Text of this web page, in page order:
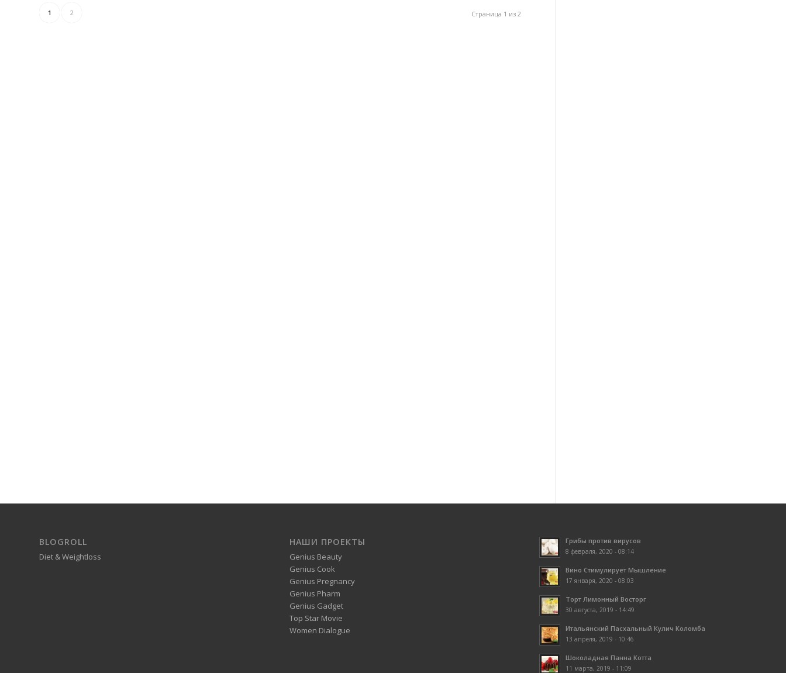
Страница 1 из 2
1 2
BLOGROLL
Diet & Weightloss
НАШИ ПРОЕКТЫ
Genius Beauty
Genius Cook
Genius Pregnancy
Genius Pharm
Genius Gadget
Top Star Movie
Women Dialogue
Грибы против вирусов
8 февраля, 2020 - 08:14
Вино Стимулирует Мышление
17 января, 2020 - 08:03
Торт Лимонный Восторг
30 августа, 2019 - 14:49
Итальянский Пасхальный Кулич Коломба
13 апреля, 2019 - 10:46
Шоколадная Панна Котта
11 марта, 2019 - 11:09